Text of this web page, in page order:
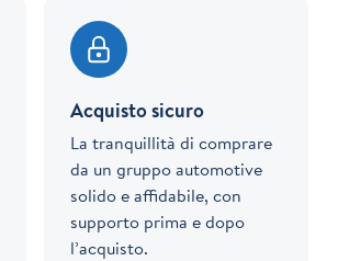
Acquisto sicuro
La tranquillità di comprare
da un gruppo automotive
solido e affidabile, con
supporto prima e dopo
l’acquisto.